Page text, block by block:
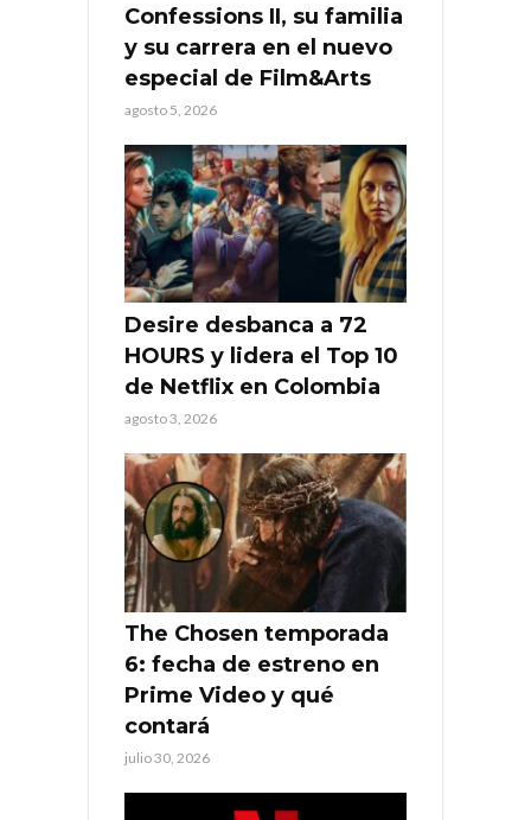
Confessions II, su familia
y su carrera en el nuevo
especial de Film&Arts
agosto 5, 2026
Desire desbanca a 72
HOURS y lidera el Top 10
de Netflix en Colombia
agosto 3, 2026
The Chosen temporada
6: fecha de estreno en
Prime Video y qué
contará
julio 30, 2026